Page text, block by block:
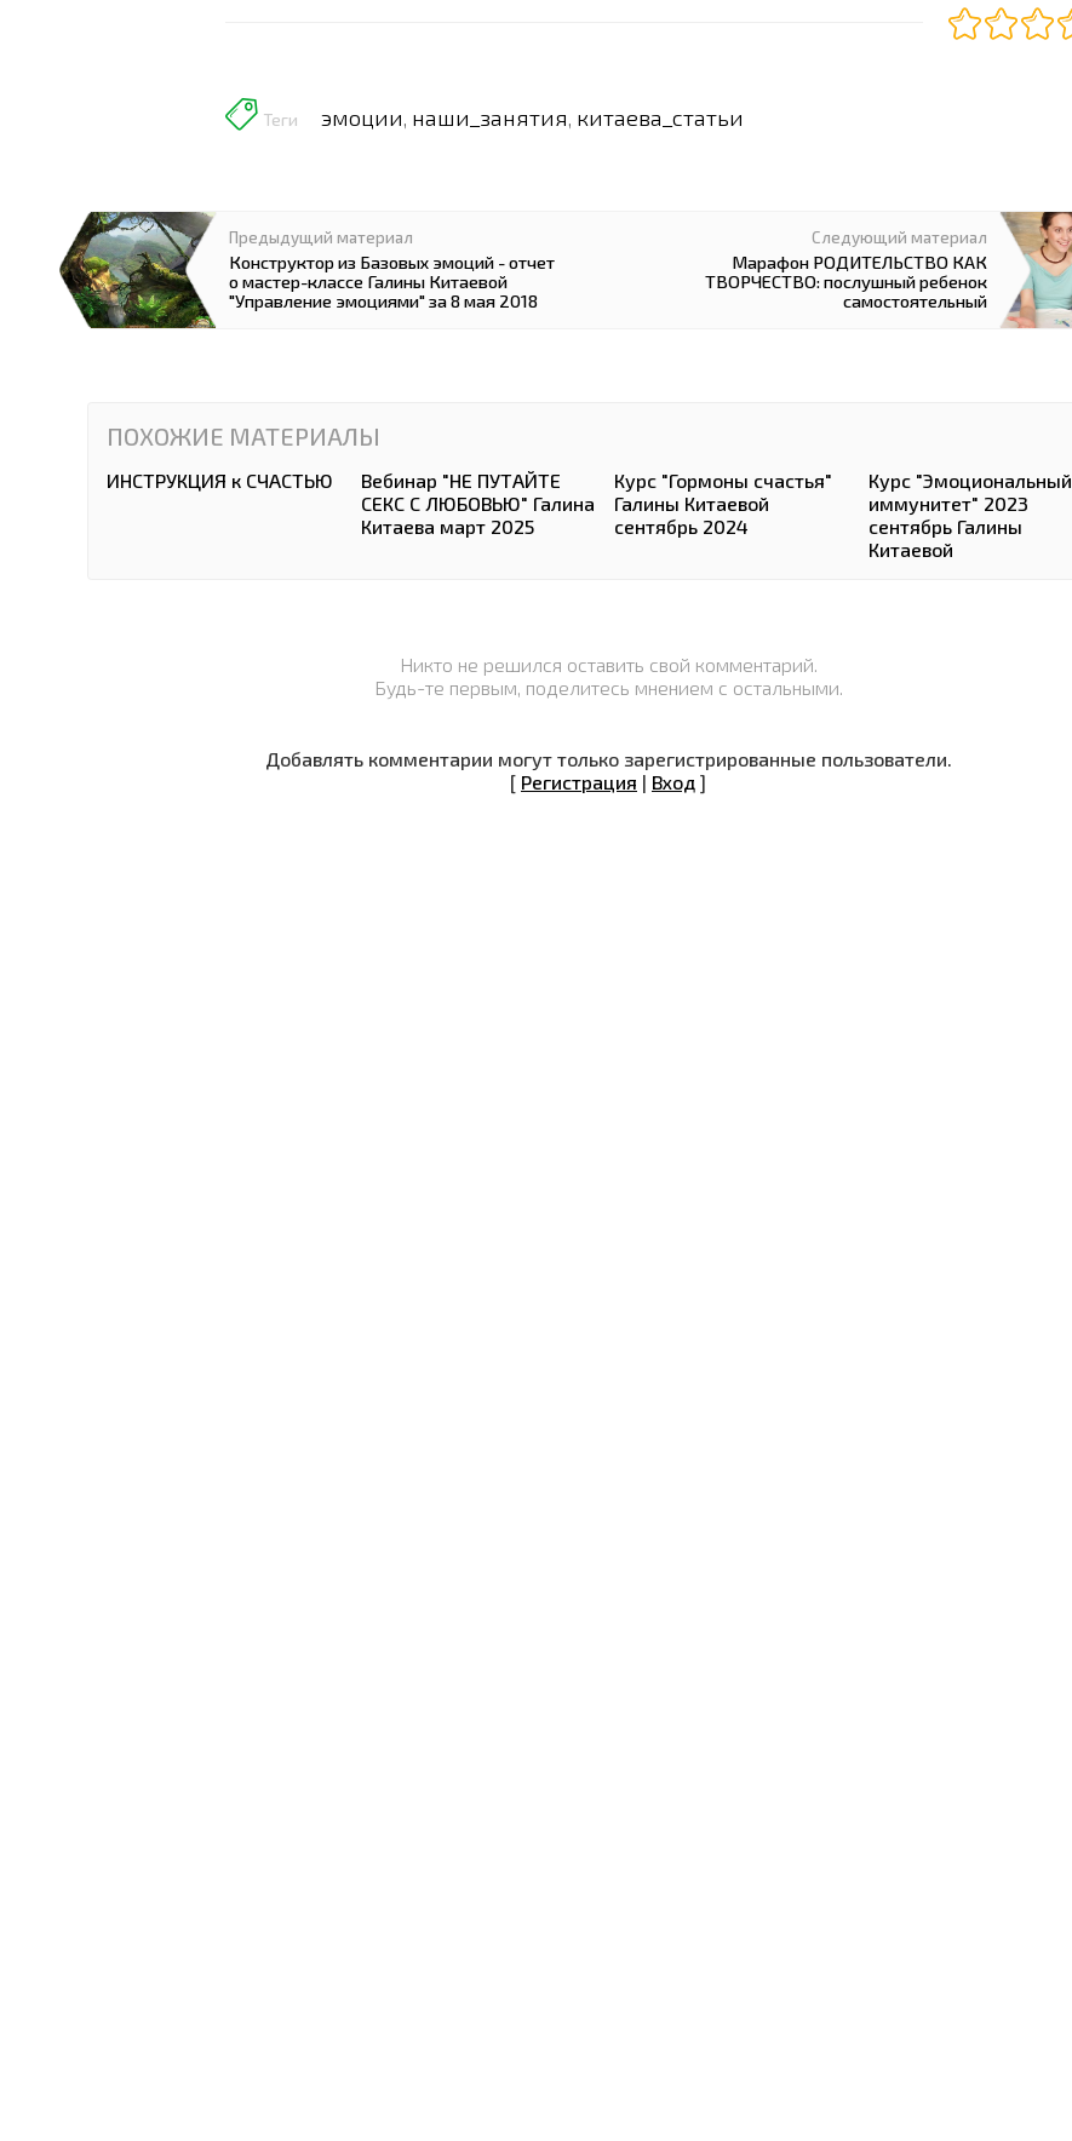
Теги эмоции, наши_занятия, китаева_статьи
Предыдущий материал
Конструктор из Базовых эмоций - отчет
о мастер-классе Галины Китаевой
"Управление эмоциями" за 8 мая 2018
Следующий материал
Марафон РОДИТЕЛЬСТВО КАК
ТВОРЧЕСТВО: послушный ребенок
самостоятельный
ПОХОЖИЕ МАТЕРИАЛЫ
ИНСТРУКЦИЯ к СЧАСТЬЮ
Вебинар "НЕ ПУТАЙТЕ
СЕКС С ЛЮБОВЬЮ" Галина
Китаева март 2025
Курс "Гормоны счастья"
Галины Китаевой
сентябрь 2024
Курс "Эмоциональный
иммунитет" 2023
сентябрь Галины
Китаевой
Никто не решился оставить свой комментарий.
Будь-те первым, поделитесь мнением с остальными.
Добавлять комментарии могут только зарегистрированные пользователи.
[ Регистрация | Вход ]